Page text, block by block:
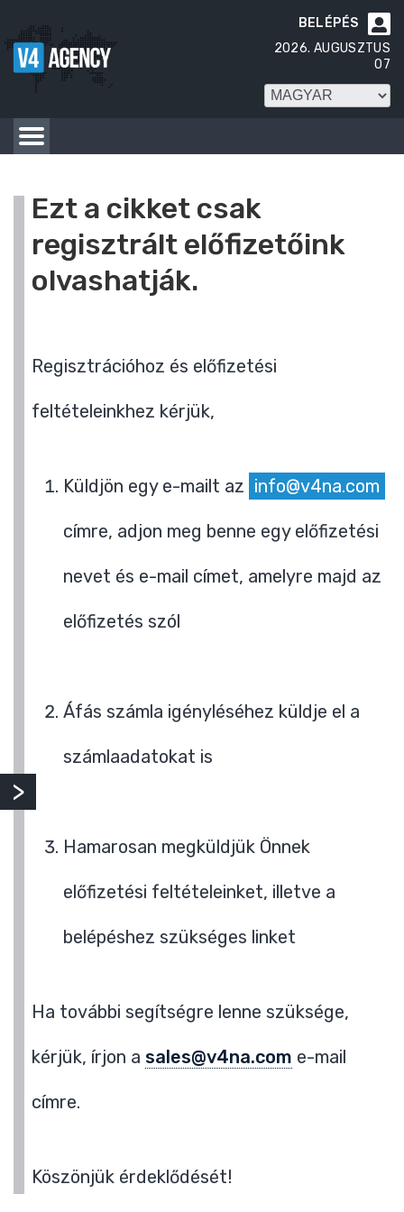

BELÉPÉS
2026. AUGUSZTUS
07
Ezt a cikket csak
regisztrált előfizetőink
olvashatják.
Regisztrációhoz és előfizetési
feltételeinkhez kérjük,
Küldjön egy e-mailt az info@v4na.com
címre, adjon meg benne egy előfizetési
nevet és e-mail címet, amelyre majd az
előfizetés szól
Áfás számla igényléséhez küldje el a
számlaadatokat is
Hamarosan megküldjük Önnek
előfizetési feltételeinket, illetve a
belépéshez szükséges linket
Ha további segítségre lenne szüksége,
kérjük, írjon a sales@v4na.com e-mail
címre.
Köszönjük érdeklődését!